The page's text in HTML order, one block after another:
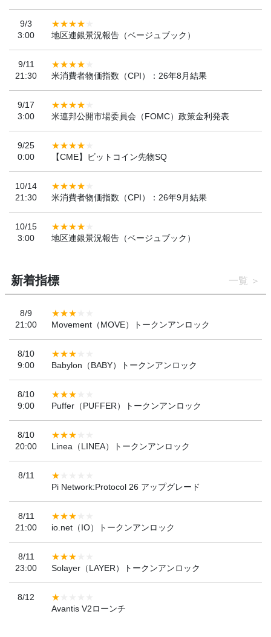
9/3
3:00
地区連銀景況報告（ベージュブック）
9/11
21:30
米消費者物価指数（CPI）：26年8月結果
9/17
3:00
米連邦公開市場委員会（FOMC）政策金利発表
9/25
0:00
【CME】ビットコイン先物SQ
10/14
21:30
米消費者物価指数（CPI）：26年9月結果
10/15
3:00
地区連銀景況報告（ベージュブック）
新着指標 一覧
8/9
21:00
Movement（MOVE）トークンアンロック
8/10
9:00
Babylon（BABY）トークンアンロック
8/10
9:00
Puffer（PUFFER）トークンアンロック
8/10
20:00
Linea（LINEA）トークンアンロック
8/11
Pi Network:Protocol 26 アップグレード
8/11
21:00
io.net（IO）トークンアンロック
8/11
23:00
Solayer（LAYER）トークンアンロック
8/12
Avantis V2ローンチ